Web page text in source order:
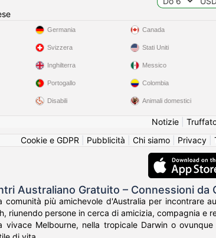
Germania
Svizzera
Inghilterra
Portogallo
Disabili
Canada
Stati Uniti
Messico
Colombia
Animali domestici
Notizie|
Cookie e GDPR
Pubblicità Chi siamo Privacy
Australiano Gratuito – Connessioni da
comunità più amichevole d'Australia per incontrare
riunendo persone in cerca di amicizia, compagnia e
vivace Melbourne, nella tropicale Darwin o